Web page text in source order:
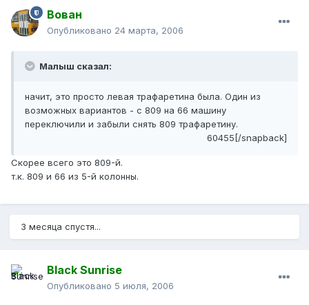
Вован
Опубликовано 24 марта, 2006
Малыш сказал:
начит, это просто левая трафаретина была. Один из
возможных вариантов - с 809 на 66 машину
переключили и забыли снять 809 трафаретину.
60455[/snapback]
Скорее всего это 809-й.
т.к. 809 и 66 из 5-й колонны.
3 месяца спустя...
Black Sunrise
Опубликовано 5 июля, 2006